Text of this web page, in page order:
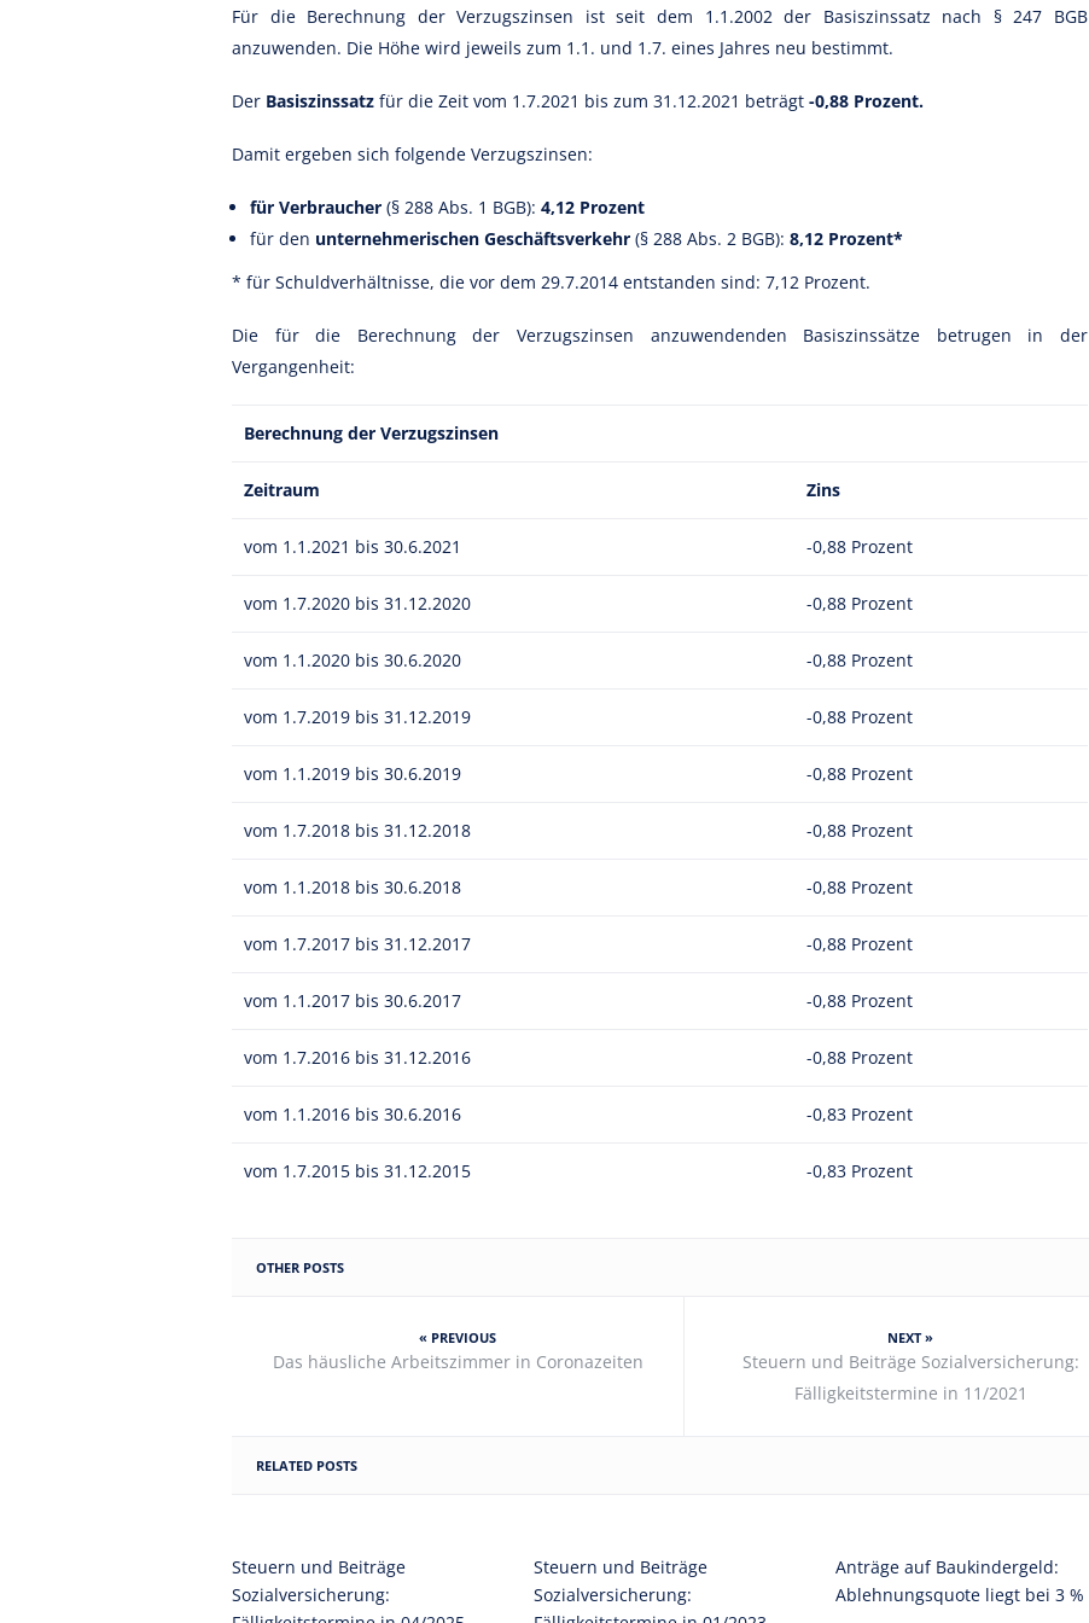
Für die Berechnung der Verzugszinsen ist seit dem 1.1.2002 der Basiszinssatz nach § 247 BGB
anzuwenden. Die Höhe wird jeweils zum 1.1. und 1.7. eines Jahres neu bestimmt.
Der Basiszinssatz für die Zeit vom 1.7.2021 bis zum 31.12.2021 beträgt -0,88 Prozent.
Damit ergeben sich folgende Verzugszinsen:
für Verbraucher (§ 288 Abs. 1 BGB): 4,12 Prozent
für den unternehmerischen Geschäftsverkehr (§ 288 Abs. 2 BGB): 8,12 Prozent*
* für Schuldverhältnisse, die vor dem 29.7.2014 entstanden sind: 7,12 Prozent.
Die für die Berechnung der Verzugszinsen anzuwendenden Basiszinssätze betrugen in der
Vergangenheit:
Berechnung der Verzugszinsen
Zeitraum Zins
vom 1.1.2021 bis 30.6.2021 -0,88 Prozent
vom 1.7.2020 bis 31.12.2020 -0,88 Prozent
vom 1.1.2020 bis 30.6.2020 -0,88 Prozent
vom 1.7.2019 bis 31.12.2019 -0,88 Prozent
vom 1.1.2019 bis 30.6.2019 -0,88 Prozent
vom 1.7.2018 bis 31.12.2018 -0,88 Prozent
vom 1.1.2018 bis 30.6.2018 -0,88 Prozent
vom 1.7.2017 bis 31.12.2017 -0,88 Prozent
vom 1.1.2017 bis 30.6.2017 -0,88 Prozent
vom 1.7.2016 bis 31.12.2016 -0,88 Prozent
vom 1.1.2016 bis 30.6.2016 -0,83 Prozent
vom 1.7.2015 bis 31.12.2015 -0,83 Prozent
OTHER POSTS
« PREVIOUS
Das häusliche Arbeitszimmer in Coronazeiten
NEXT »
Steuern und Beiträge Sozialversicherung:
Fälligkeitstermine in 11/2021
RELATED POSTS
Steuern und Beiträge
Sozialversicherung:
Steuern und Beiträge
Sozialversicherung:
Anträge auf Baukindergeld:
Ablehnungsquote liegt bei 3 %